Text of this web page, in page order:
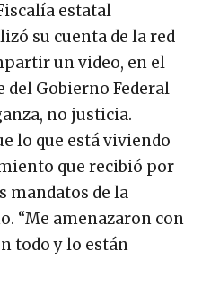
estatal
su cuenta de la red
un video, en el
del Gobierno Federal
no justicia.
lo que está viviendo
que recibió por
mandatos de la
“Me amenazaron con
todo y lo están